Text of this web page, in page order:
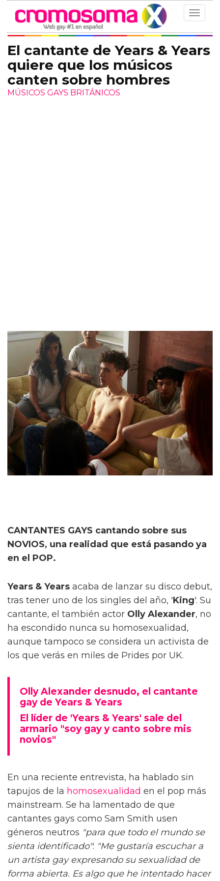
Toggle
El cantante de Years & Years
quiere que los músicos
canten sobre hombres
MÚSICOS GAYS BRITÁNICOS
CANTANTES GAYS cantando sobre sus
NOVIOS, una realidad que está pasando ya
en el POP.
Years & Years acaba de lanzar su disco debut,
tras tener uno de los singles del año, 'King'. Su
cantante, el también actor Olly Alexander, no
ha escondido nunca su homosexualidad,
aunque tampoco se considera un activista de
los que verás en miles de Prides por UK.
Olly Alexander desnudo, el cantante
gay de Years & Years
El líder de 'Years & Years' sale del
armario "soy gay y canto sobre mis
novios"
En una reciente entrevista, ha hablado sin
tapujos de la homosexualidad en el pop más
mainstream. Se ha lamentado de que
cantantes gays como Sam Smith usen
géneros neutros "para que todo el mundo se
sienta identificado": "Me gustaría escuchar a
un artista gay expresando su sexualidad de
forma abierta. Es algo que he intentado hacer